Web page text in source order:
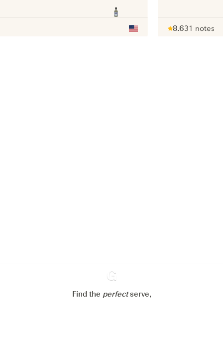
8.631 notes
Ginventory
Find the perfectserve,